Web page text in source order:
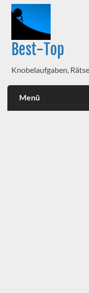
Best-Top
Knobelaufgaben,
Menü